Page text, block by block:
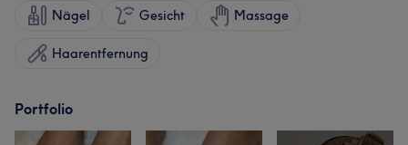
Nägel Gesicht Massage
Haarentfernung
Portfolio